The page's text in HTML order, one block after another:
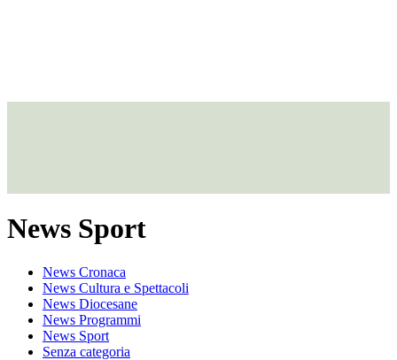
News Sport
News Cronaca
News Cultura e Spettacoli
News Diocesane
News Programmi
News Sport
Senza categoria